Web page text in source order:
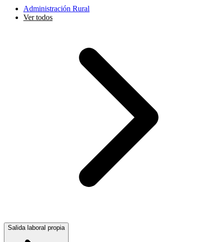
Administración Rural
Ver todos
Salida laboral propia